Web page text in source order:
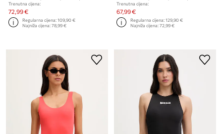
Trenutna cijena:
72,99 €
Regularna cijena:109,90 €
Najniža cijena:78,99 €
Trenutna cijena:
67,99 €
Regularna cijena:129,90 €
Najniža cijena:72,99 €